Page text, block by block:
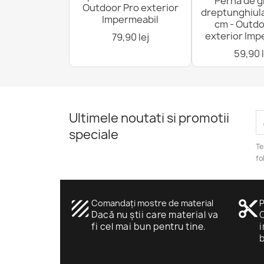
Outdoor Pro exterior
Impermeabil
79,90 lej
cm -
exterior
59,90
Ultimele noutati si promotii
speciale
texture Comandați mostre de material
Dacă nu știi care material va
fi cel mai bun pentru tine.
content_cut